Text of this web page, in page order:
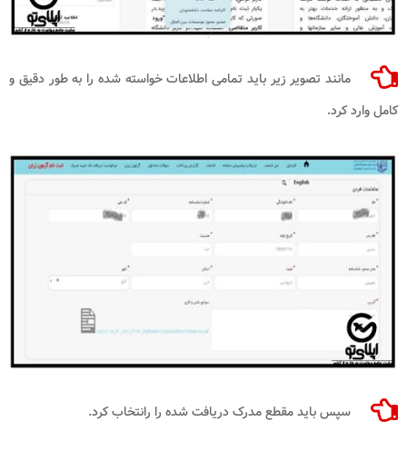
مانند تصویر زیر باید تمامی اطلاعات خواسته شده را به طور دقیق و
کامل وارد کرد.
سپس باید مقطع مدرک دریافت شده را رانتخاب کرد.